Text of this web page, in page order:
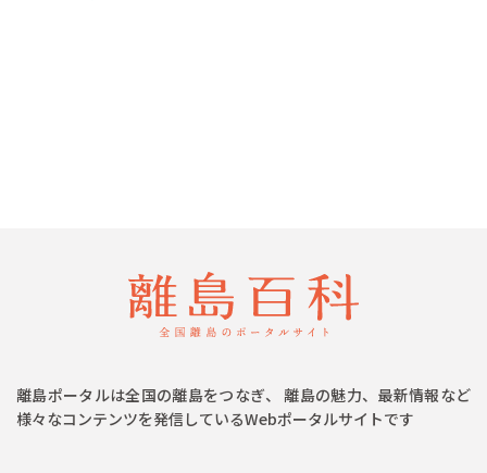
離島ポータルは全国の離島をつなぎ、 離島の魅力、最新情報など
様々なコンテンツを発信しているWebポータルサイトです